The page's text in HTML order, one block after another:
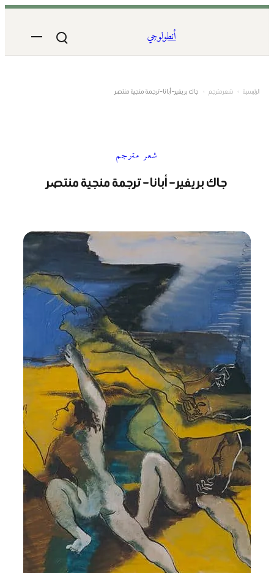
المحتوى
أنطولوجي
الرئيسية › شعر مترجم › جاك بريفير – أبانا – ترجمة منجية منتصر
شعر مترجم
جاك بريفير – أبانا – ترجمة منجية منتصر